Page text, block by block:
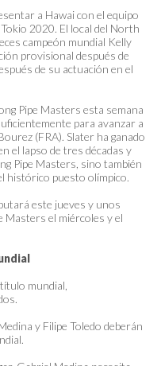
a Hawai con el equipo
2020. El local del North
campeón mundial Kelly
provisional después de
de su actuación en el
Pipe Masters esta semana
para avanzar a
(FRA). Slater ha ganado
el lapso de tres décadas y
Pipe Masters, sino también
histórico puesto olímpico.
este jueves y unos
Masters el miércoles y el
mundial,
y Filipe Toledo deberán